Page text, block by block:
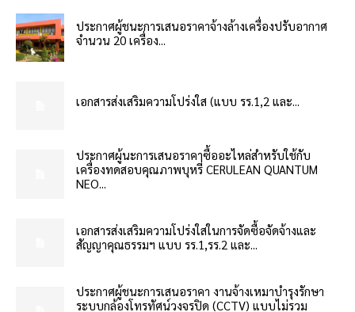
ประกาศผู้ชนะการเสนอราคาจ้างล้างเครื่องปรับอากาศ
จำนวน 20 เครื่อง...
เอกสารส่งเสริมความโปร่งใส (แบบ รร.1,2 และ...
ประกาศผู้นะการเสนอราคาซื้ออะไหล่สำหรับใช้กับ
เครื่องทดสอบคุณภาพบุหรี่ CERULEAN QUANTUM
NEO...
เอกสารส่งเสริมความโปร่งใสในการจัดซื้อจัดจ้างและ
สัญญาคุณธรรมฯ แบบ รร.1,รร.2 และ...
ประกาศผู้ชนะการเสนอราคา งานจ้างเหมาบำรุงรักษา
ระบบกล้องโทรทัศน์วงจรปิด (CCTV) แบบไม่รวม